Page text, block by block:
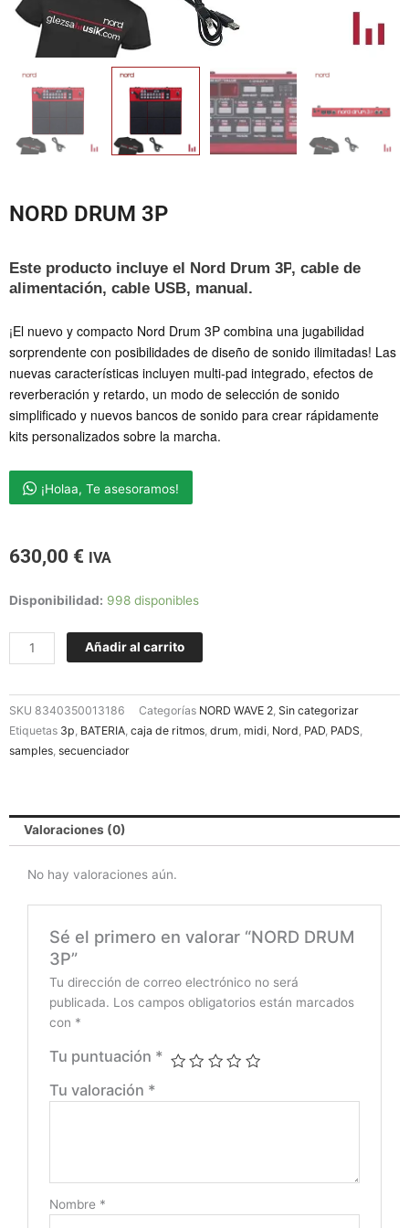
NORD DRUM 3P
Este producto incluye el Nord Drum 3P, cable de
alimentación, cable USB, manual.
¡El nuevo y compacto Nord Drum 3P combina una jugabilidad
sorprendente con posibilidades de diseño de sonido ilimitadas! Las
nuevas características incluyen multi-pad integrado, efectos de
reverberación y retardo, un modo de selección de sonido
simplificado y nuevos bancos de sonido para crear rápidamente
kits personalizados sobre la marcha.
¡Holaa, Te asesoramos!
630,00 € IVA
Disponibilidad: 998 disponibles
NORD
Añadir al carrito
SKU 8340350013186 Categorías NORD WAVE 2, Sin categorizar
Etiquetas 3p, BATERIA, caja de ritmos, drum, midi, Nord, PAD, PADS,
samples, secuenciador
Valoraciones (0)
No hay valoraciones aún.
Sé el primero en valorar “NORD DRUM
3P”
Tu dirección de correo electrónico no será
publicada. Los campos obligatorios están marcados
con *
Tu puntuación *
Tu valoración *
Nombre *